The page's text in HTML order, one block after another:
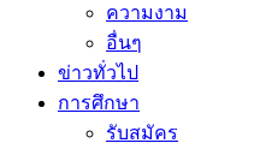
ความงาม
อื่นๆ
ข่าวทั่วไป
การศึกษา
รับสมัคร